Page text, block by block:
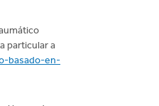
particular a
basado-en-